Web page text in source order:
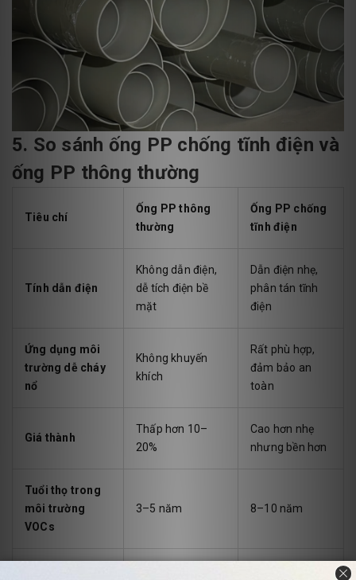
5. So sánh ống PP chống tĩnh điện và
ống PP thông thường
Tiêu chí
Ống PP thông
thường
Ống PP chống
tĩnh điện
Tính dẫn điện
Không dẫn điện,
dễ tích điện bề
mặt
Dẫn điện nhẹ,
phân tán tĩnh
điện
Ứng dụng môi
trường dễ cháy
nổ
Không khuyến
khích
Rất phù hợp,
đảm bảo an
toàn
Giá thành
Thấp hơn 10–
20%
Cao hơn nhẹ
nhưng bền hơn
Tuổi thọ trong
môi trường
VOCs
3–5 năm 8–10 năm